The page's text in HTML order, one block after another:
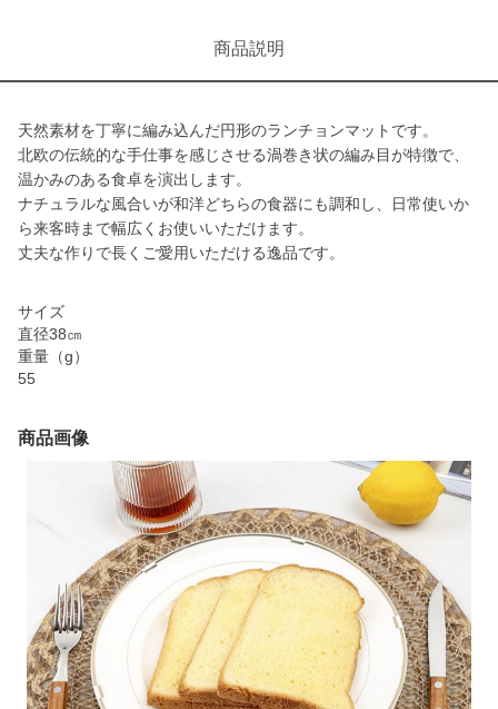
商品説明
天然素材を丁寧に編み込んだ円形のランチョンマットです。
北欧の伝統的な手仕事を感じさせる渦巻き状の編み目が特徴で、
温かみのある食卓を演出します。
ナチュラルな風合いが和洋どちらの食器にも調和し、日常使いか
ら来客時まで幅広くお使いいただけます。
丈夫な作りで長くご愛用いただける逸品です。
サイズ
直径38㎝
重量（g）
55
商品画像